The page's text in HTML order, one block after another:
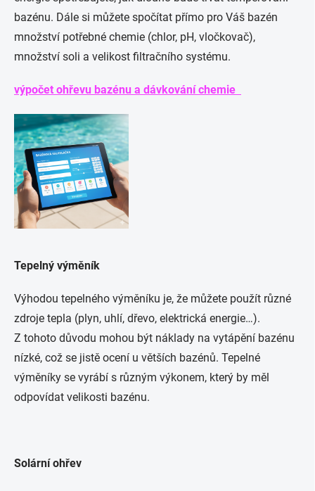
bazénu. Dále si můžete spočítat přímo pro Váš bazén
množství potřebné chemie (chlor, pH, vločkovač),
množství soli a velikost filtračního systému.
výpočet ohřevu bazénu a dávkování chemie
Tepelný výměník
Výhodou tepelného výměníku je, že můžete použít různé
zdroje tepla (plyn, uhlí, dřevo, elektrická energie…).
Z tohoto důvodu mohou být náklady na vytápění bazénu
nízké, což se jistě ocení u větších bazénů. Tepelné
výměníky se vyrábí s různým výkonem, který by měl
odpovídat velikosti bazénu.
Solární ohřev